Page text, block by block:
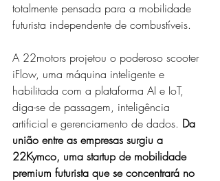
totalmente pensada para a mobilidade
futurista independente de combustíveis.
A 22motors projetou o poderoso scooter
iFlow, uma máquina inteligente e
habilitada com a plataforma AI e IoT,
diga-se de passagem, inteligência
artificial e gerenciamento de dados. Da
união entre as empresas surgiu a
22Kymco, uma startup de mobilidade
premium futurista que se concentrará no